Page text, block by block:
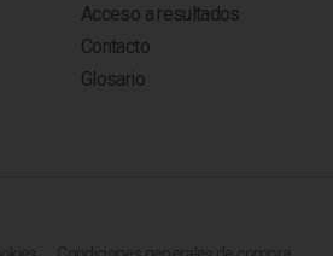
Acceso a resultados
Contacto
Glosario